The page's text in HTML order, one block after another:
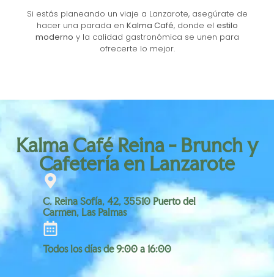
Si estás planeando un viaje a Lanzarote, asegúrate de
hacer una parada en Kalma Café, donde el estilo
moderno y la calidad gastronómica se unen para
ofrecerte lo mejor.
Kalma Café Reina - Brunch y
Cafetería en Lanzarote
C. Reina Sofía, 42, 35510 Puerto del
Carmen, Las Palmas
Todos los días de 9:00 a 16:00